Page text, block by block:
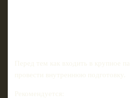
Перед тем как входить в крупное
провести внутреннюю подготовку.
Рекомендуется: